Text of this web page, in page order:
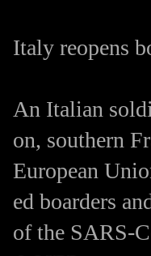
Italy reopens
An Italian
on, southern
European
ed boarders
of the SARS-